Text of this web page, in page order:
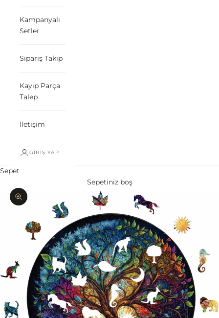
Kampanyalı
Setler
Sipariş Takip
Kayıp Parça
Talep
İletişim
GIRIŞ YAP
Sepet
Sepetiniz boş
Yakınlaştır